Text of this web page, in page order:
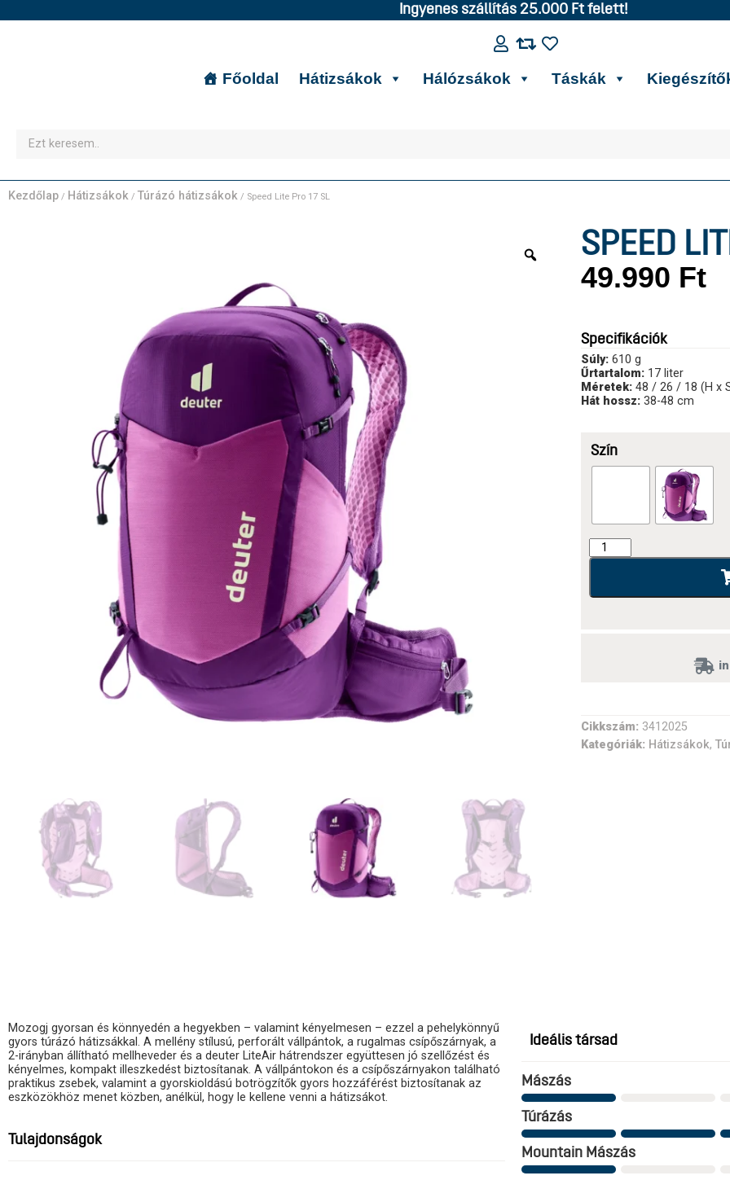
Ingyenes szállítás 25.000 Ft felett!
Főoldal Hátizsákok Hálózsákok Táskák
Kezdőlap / Hátizsákok / Túrázó hátizsákok / Speed Lite Pro 17 SL
SPEED
49.990 Ft
Specifikációk
Súly: 610 g
Űrtartalom: 17 liter
Méretek: 48 / 26 / 18 (H x
Hát hossz: 38-48 cm
Szín
Cikkszám: 3412025
Kategóriák: Hátizsákok,
Mozogj gyorsan és könnyedén a hegyekben – valamint kényelmesen – ezzel a pehelykönnyű
gyors túrázó hátizsákkal. A mellény stílusú, perforált vállpántok, a rugalmas csípőszárnyak, a
2-irányban állítható mellheveder és a deuter LiteAir hátrendszer együttesen jó szellőzést és
kényelmes, kompakt illeszkedést biztosítanak. A vállpántokon és a csípőszárnyakon található
praktikus zsebek, valamint a gyorskioldású botrögzítők gyors hozzáférést biztosítanak az
eszközökhöz menet közben, anélkül, hogy le kellene venni a hátizsákot.
Tulajdonságok
Ideális társad
Mászás
Túrázás
Mountain Mászás